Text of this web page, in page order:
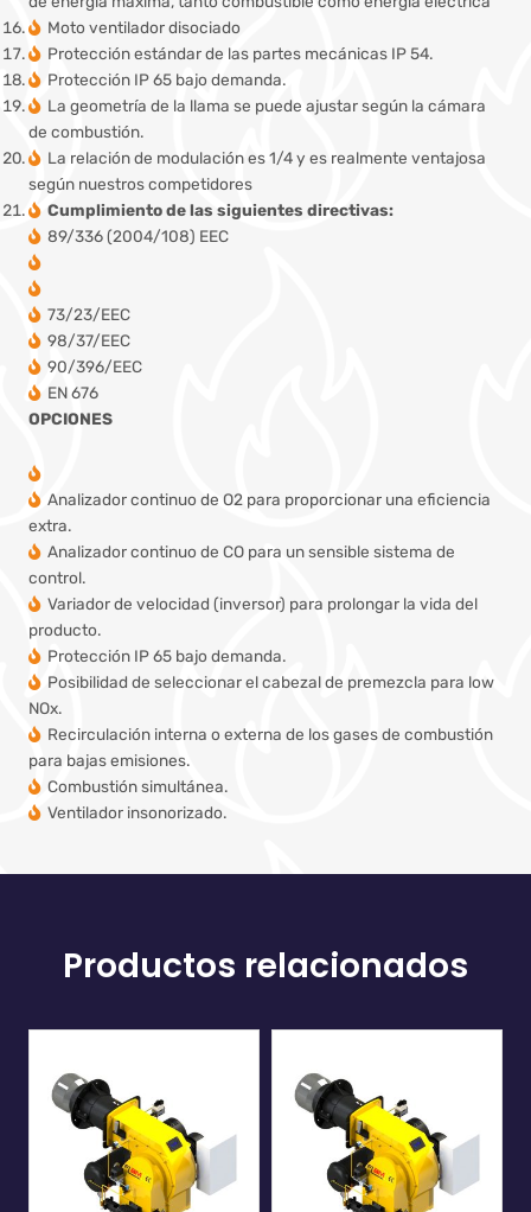
Moto ventilador disociado
Protección estándar de las partes mecánicas IP 54.
Protección IP 65 bajo demanda.
La geometría de la llama se puede ajustar según la cámara
de combustión.
La relación de modulación es 1/4 y es realmente ventajosa
según nuestros competidores
Cumplimiento de las siguientes directivas:
89/336 (2004/108) EEC
73/23/EEC
98/37/EEC
90/396/EEC
EN 676
OPCIONES
Analizador continuo de O2 para proporcionar una eficiencia
extra.
Analizador continuo de CO para un sensible sistema de
control.
Variador de velocidad (inversor) para prolongar la vida del
producto.
Protección IP 65 bajo demanda.
Posibilidad de seleccionar el cabezal de premezcla para low
NOx.
Recirculación interna o externa de los gases de combustión
para bajas emisiones.
Combustión simultánea.
Ventilador insonorizado.
Productos relacionados